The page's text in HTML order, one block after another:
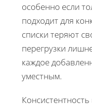
особенно если
подходит для
списки теряют
перегрузки
каждое
уместным.